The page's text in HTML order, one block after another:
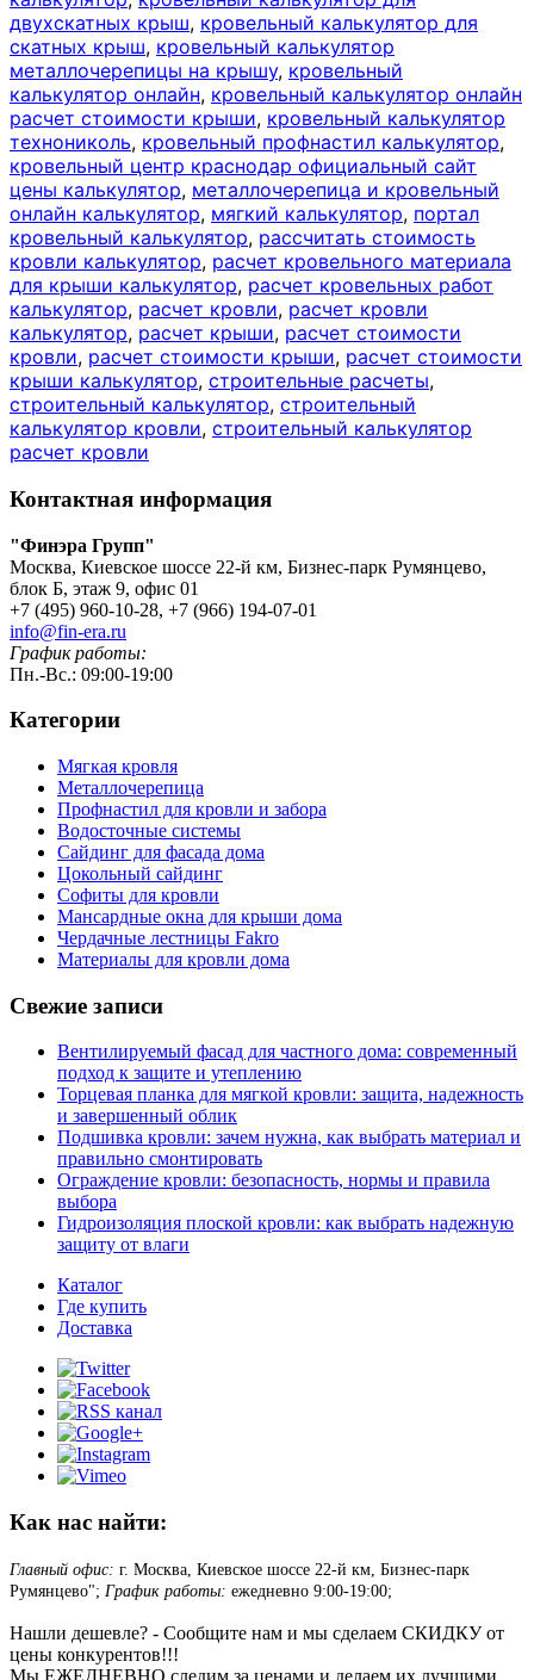
двухскатных крыш, кровельный калькулятор для
скатных крыш, кровельный калькулятор
металлочерепицы на крышу, кровельный
калькулятор онлайн, кровельный калькулятор онлайн
расчет стоимости крыши, кровельный калькулятор
технониколь, кровельный профнастил калькулятор,
кровельный центр краснодар официальный сайт
цены калькулятор, металлочерепица и кровельный
онлайн калькулятор, мягкий калькулятор, портал
кровельный калькулятор, рассчитать стоимость
кровли калькулятор, расчет кровельного материала
для крыши калькулятор, расчет кровельных работ
калькулятор, расчет кровли, расчет кровли
калькулятор, расчет крыши, расчет стоимости
кровли, расчет стоимости крыши, расчет стоимости
крыши калькулятор, строительные расчеты,
строительный калькулятор, строительный
калькулятор кровли, строительный калькулятор
расчет кровли
Контактная информация
"Финэра Групп"
Москва, Киевское шоссе 22-й км, Бизнес-парк Румянцево,
блок Б, этаж 9, офис 01
+7 (495) 960-10-28, +7 (966) 194-07-01
info@fin-era.ru
График работы:
Пн.-Вс.: 09:00-19:00
Категории
Мягкая кровля
Металлочерепица
Профнастил для кровли и забора
Водосточные системы
Сайдинг для фасада дома
Цокольный сайдинг
Софиты для кровли
Мансардные окна для крыши дома
Чердачные лестницы Fakro
Материалы для кровли дома
Свежие записи
Вентилируемый фасад для частного дома: современный
подход к защите и утеплению
Торцевая планка для мягкой кровли: защита, надежность
и завершенный облик
Подшивка кровли: зачем нужна, как выбрать материал и
правильно смонтировать
Ограждение кровли: безопасность, нормы и правила
выбора
Гидроизоляция плоской кровли: как выбрать надежную
защиту от влаги
Каталог
Где купить
Доставка
Как нас найти:
Главный офис: г. Москва, Киевское шоссе 22-й км, Бизнес-парк
Румянцево"; График работы: ежедневно 9:00-19:00;
Нашли дешевле? - Сообщите нам и мы сделаем СКИДКУ от
цены конкурентов!!!
Мы ЕЖЕДНЕВНО следим за ценами и делаем их лучшими